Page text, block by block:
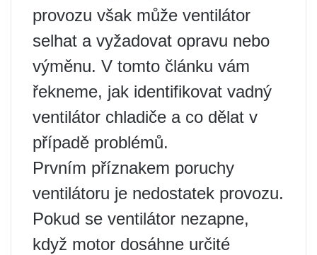
provozu však může ventilátor
selhat a vyžadovat opravu nebo
výměnu. V tomto článku vám
řekneme, jak identifikovat vadný
ventilátor chladiče a co dělat v
případě problémů.
Prvním příznakem poruchy
ventilátoru je nedostatek provozu.
Pokud se ventilátor nezapne,
když motor dosáhne určité